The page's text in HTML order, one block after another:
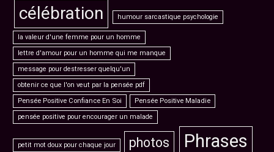
célébration humour sarcastique psychologie
la valeur d'une femme pour un homme
lettre d'amour pour un homme qui me manque
message pour destresser quelqu'un
obtenir ce que l'on veut par la pensée pdf
Pensée Positive Confiance En Soi
Pensée Positive Maladie
pensée positive pour encourager un malade
petit mot doux pour chaque jour photos Phrases